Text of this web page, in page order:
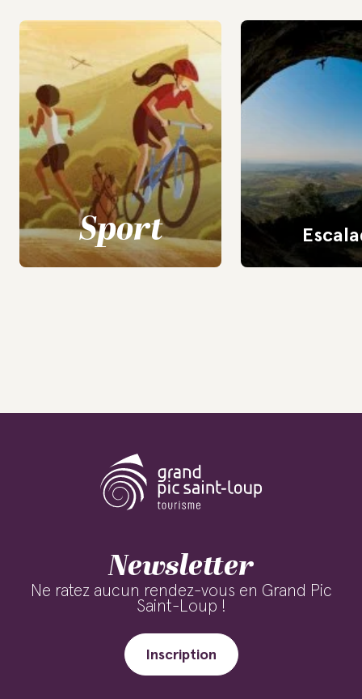
Sport
Newsletter
Ne ratez aucun rendez-vous en Grand Pic
Saint-Loup !
Inscription